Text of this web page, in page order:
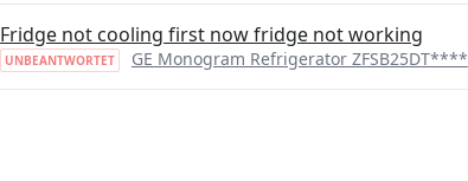
Fridge not cooling first now fridge not working
UNBEANTWORTET GE Monogram Refrigerator ZFSB25DT****